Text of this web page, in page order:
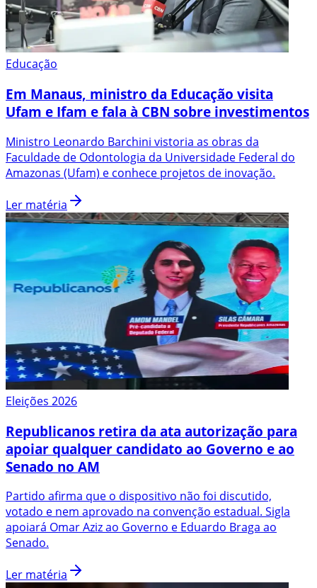
Educação
Em Manaus, ministro da Educação visita
Ufam e Ifam e fala à CBN sobre investimentos
Ministro Leonardo Barchini vistoria as obras da
Faculdade de Odontologia da Universidade Federal do
Amazonas (Ufam) e conhece projetos de inovação.
Ler matéria
Eleições 2026
Republicanos retira da ata autorização para
apoiar qualquer candidato ao Governo e ao
Senado no AM
Partido afirma que o dispositivo não foi discutido,
votado e nem aprovado na convenção estadual. Sigla
apoiará Omar Aziz ao Governo e Eduardo Braga ao
Senado.
Ler matéria